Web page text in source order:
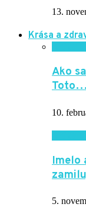
13.
Krása a
Ako
10.
Imelo
5.